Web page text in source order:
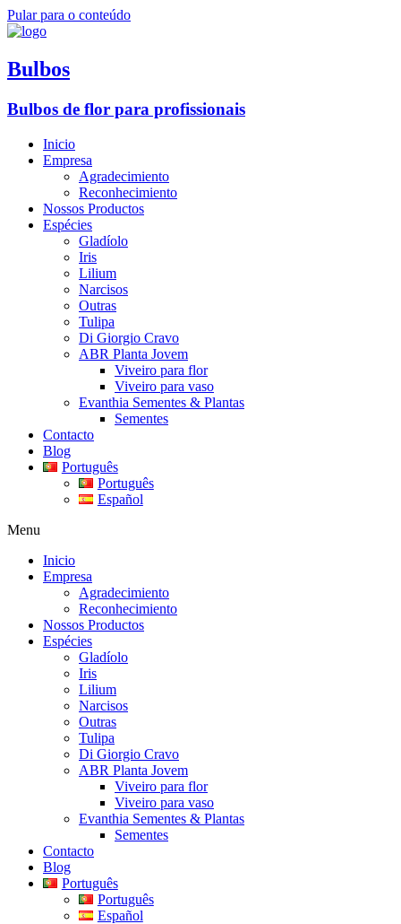
Pular para o conteúdo
Bulbos
Bulbos de flor para profissionais
Inicio
Empresa
Agradecimiento
Reconhecimiento
Nossos Productos
Espécies
Gladíolo
Iris
Lilium
Narcisos
Outras
Tulipa
Di Giorgio Cravo
ABR Planta Jovem
Viveiro para flor
Viveiro para vaso
Evanthia Sementes & Plantas
Sementes
Contacto
Blog
Português
Português
Español
Menu
Inicio
Empresa
Agradecimiento
Reconhecimiento
Nossos Productos
Espécies
Gladíolo
Iris
Lilium
Narcisos
Outras
Tulipa
Di Giorgio Cravo
ABR Planta Jovem
Viveiro para flor
Viveiro para vaso
Evanthia Sementes & Plantas
Sementes
Contacto
Blog
Português
Português
Español